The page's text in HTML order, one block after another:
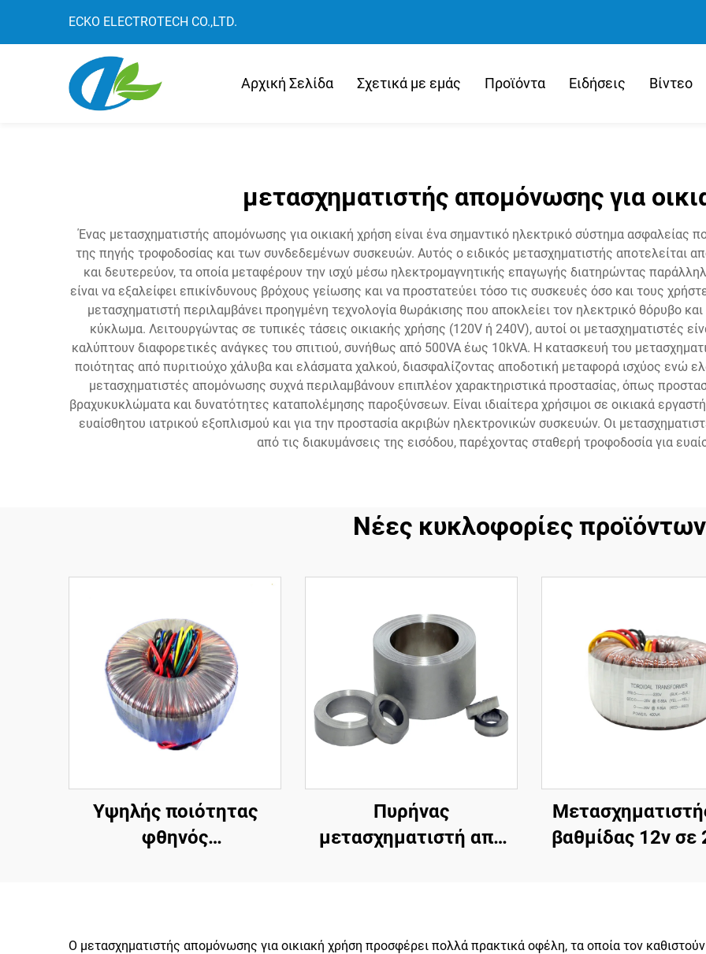
ECKO ELECTROTECH CO.,LTD.
Αρχική Σελίδα Σχετικά με εμάς Προϊόντα Ειδήσεις Βίντεο
μετασχηματιστής απομόνωσης για
Ένας μετασχηματιστής απομόνωσης για οικιακή χρήση είναι ένα σημαντικό ηλεκτρικό σύστημα ασφαλείας
της πηγής τροφοδοσίας και των συνδεδεμένων συσκευών. Αυτός ο ειδικός μετασχηματιστής αποτελείται
και δευτερεύον, τα οποία μεταφέρουν την ισχύ μέσω ηλεκτρομαγνητικής επαγωγής διατηρώντας
είναι να εξαλείφει επικίνδυνους βρόχους γείωσης και να προστατεύει τόσο τις συσκευές όσο και τους
μετασχηματιστή περιλαμβάνει προηγμένη τεχνολογία θωράκισης που αποκλείει τον ηλεκτρικό θόρυβο
κύκλωμα. Λειτουργώντας σε τυπικές τάσεις οικιακής χρήσης (120V ή 240V), αυτοί οι μετασχηματιστές
καλύπτουν διαφορετικές ανάγκες του σπιτιού, συνήθως από 500VA έως 10kVA. Η κατασκευή του
ποιότητας από πυριτιούχο χάλυβα και ελάσματα χαλκού, διασφαλίζοντας αποδοτική μεταφορά ισχύος ενώ
μετασχηματιστές απομόνωσης συχνά περιλαμβάνουν επιπλέον χαρακτηριστικά προστασίας, όπως
βραχυκυκλώματα και δυνατότητες καταπολέμησης παροξύνσεων. Είναι ιδιαίτερα χρήσιμοι σε οικιακά
ευαίσθητου ιατρικού εξοπλισμού και για την προστασία ακριβών ηλεκτρονικών συσκευών. Οι
από τις διακυμάνσεις της εισόδου, παρέχοντας σταθερή τροφοδοσία για
Νέες κυκλοφορίες προϊόντων
Υψηλής ποιότητας
φθηνός
μετασχηματιστής για
Πυρήνας
μετασχηματιστή από
ισχύος
βαθμίδας 12v σε
Ο μετασχηματιστής απομόνωσης για οικιακή χρήση προσφέρει πολλά πρακτικά οφέλη, τα οποία τον